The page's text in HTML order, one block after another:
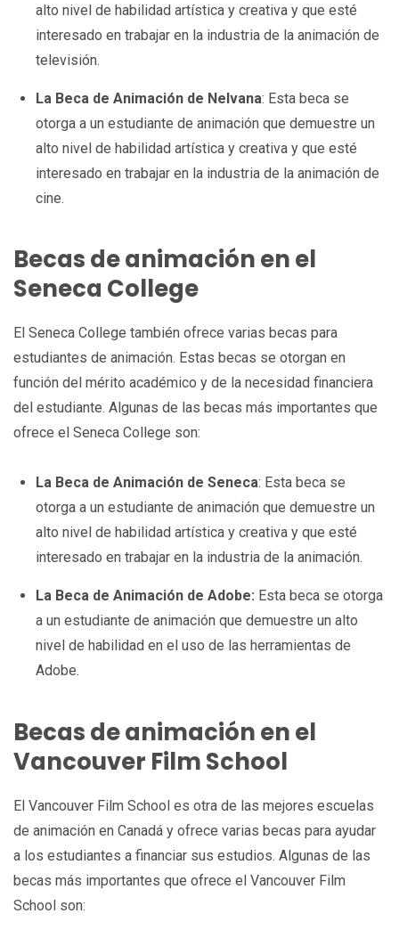
alto nivel de habilidad artística y creativa y que esté
interesado en trabajar en la industria de la animación de
televisión.
La Beca de Animación de Nelvana: Esta beca se
otorga a un estudiante de animación que demuestre un
alto nivel de habilidad artística y creativa y que esté
interesado en trabajar en la industria de la animación de
cine.
Becas de animación en el
Seneca College
El Seneca College también ofrece varias becas para
estudiantes de animación. Estas becas se otorgan en
función del mérito académico y de la necesidad financiera
del estudiante. Algunas de las becas más importantes que
ofrece el Seneca College son:
La Beca de Animación de Seneca: Esta beca se
otorga a un estudiante de animación que demuestre un
alto nivel de habilidad artística y creativa y que esté
interesado en trabajar en la industria de la animación.
La Beca de Animación de Adobe: Esta beca se otorga
a un estudiante de animación que demuestre un alto
nivel de habilidad en el uso de las herramientas de
Adobe.
Becas de animación en el
Vancouver Film School
El Vancouver Film School es otra de las mejores escuelas
de animación en Canadá y ofrece varias becas para ayudar
a los estudiantes a financiar sus estudios. Algunas de las
becas más importantes que ofrece el Vancouver Film
School son: